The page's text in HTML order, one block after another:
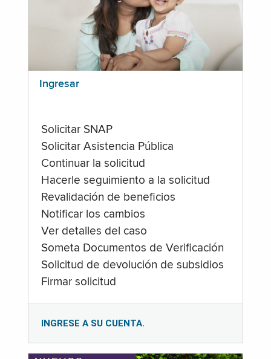
Ingresar
Solicitar SNAP
Solicitar Asistencia Pública
Continuar la solicitud
Hacerle seguimiento a la solicitud
Revalidación de beneficios
Notificar los cambios
Ver detalles del caso
Someta Documentos de Verificación
Solicitud de devolución de subsidios
Firmar solicitud
INGRESE A SU CUENTA.